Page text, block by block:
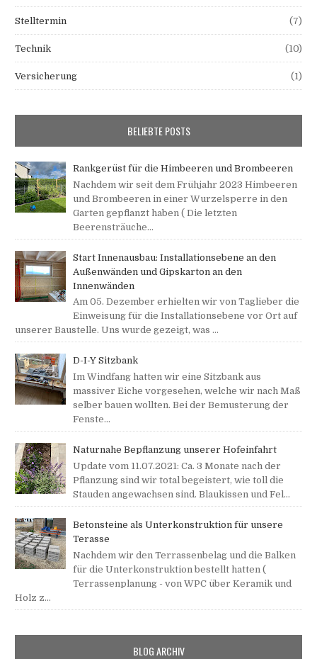
Stelltermin (7)
Technik (10)
Versicherung (1)
BELIEBTE POSTS
Rankgerüst für die Himbeeren und Brombeeren
Nachdem wir seit dem Frühjahr 2023 Himbeeren
und Brombeeren in einer Wurzelsperre in den
Garten gepflanzt haben ( Die letzten
Beerensträuche...
Start Innenausbau: Installationsebene an den
Außenwänden und Gipskarton an den
Innenwänden
Am 05. Dezember erhielten wir von Taglieber die
Einweisung für die Installationsebene vor Ort auf
unserer Baustelle. Uns wurde gezeigt, was ...
D-I-Y Sitzbank
Im Windfang hatten wir eine Sitzbank aus
massiver Eiche vorgesehen, welche wir nach Maß
selber bauen wollten. Bei der Bemusterung der
Fenste...
Naturnahe Bepflanzung unserer Hofeinfahrt
Update vom 11.07.2021: Ca. 3 Monate nach der
Pflanzung sind wir total begeistert, wie toll die
Stauden angewachsen sind. Blaukissen und Fel...
Betonsteine als Unterkonstruktion für unsere
Terasse
Nachdem wir den Terrassenbelag und die Balken
für die Unterkonstruktion bestellt hatten (
Terrassenplanung - von WPC über Keramik und
Holz z...
BLOG ARCHIV